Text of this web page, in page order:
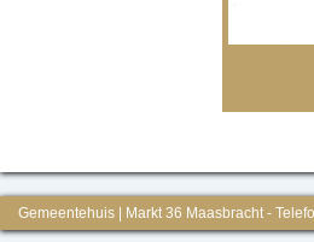
Gemeentehuis | Markt 36 Maasbracht -